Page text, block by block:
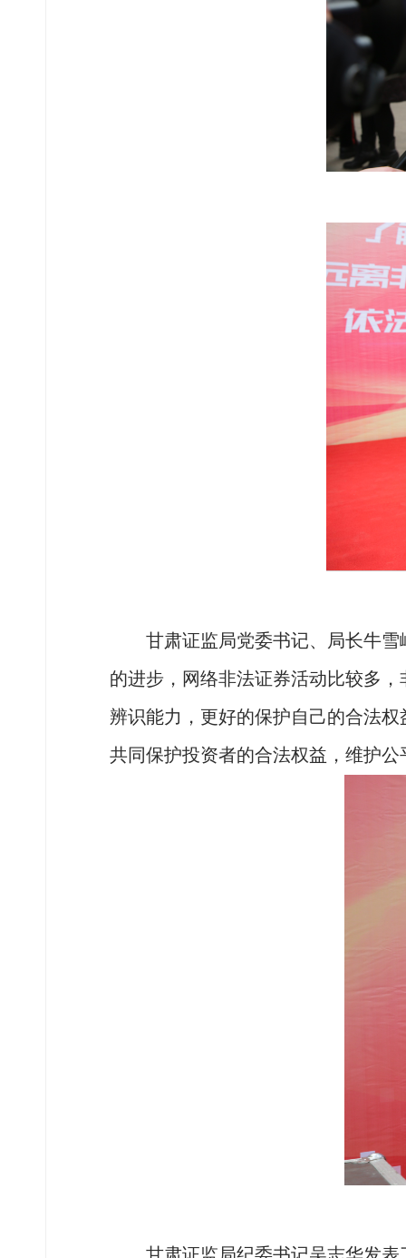
甘肃证监局党委书记、局长牛
的进步，网络非法证券活动比较多
辨识能力，更好的保护自己的合法
共同保护投资者的合法权益，维护